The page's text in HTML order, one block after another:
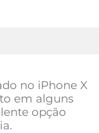
no iPhone X
em alguns
opção